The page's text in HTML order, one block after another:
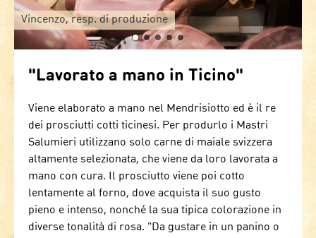
Vincenzo, resp. di produzione
"Lavorato a mano in Ticino"
Viene elaborato a mano nel Mendrisiotto ed è il re
dei prosciutti cotti ticinesi. Per produrlo i Mastri
Salumieri utilizzano solo carne di maiale svizzera
altamente selezionata, che viene da loro lavorata a
mano con cura. Il prosciutto viene poi cotto
lentamente al forno, dove acquista il suo gusto
pieno e intenso, nonché la sua tipica colorazione in
diverse tonalità di rosa. "Da gustare in un panino o